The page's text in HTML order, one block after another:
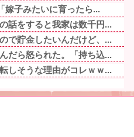
嫁子みたいに育ったら...
話をすると我家は数千円...
で貯金したいんだけど、...
だら怒られた。「持ち込...
しそうな理由がコレｗｗ...
！(ﾄﾞｱｹﾘｰ！...
かった女子大生風の2人...